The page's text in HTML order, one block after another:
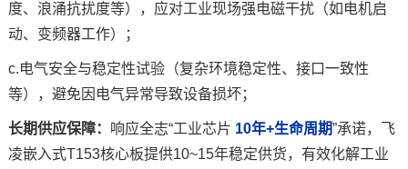
度、浪涌抗扰度等），应对工业现场强电磁干扰（如电机启
动、变频器工作）；
c.电气安全与稳定性试验（复杂环境稳定性、接口一致性
等），避免因电气异常导致设备损坏；
长期供应保障： 响应全志“工业芯片 10年+生命周期”承诺，飞
凌嵌入式T153核心板提供10~15年稳定供货，有效化解工业